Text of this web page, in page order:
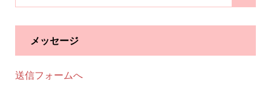
メッセージ
送信フォームへ